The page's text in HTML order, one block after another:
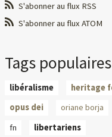
S'abonner au flux RSS
S'abonner au flux ATOM
Tags populaires
libéralisme heritage
opus dei
oriane borja
fn
libertariens